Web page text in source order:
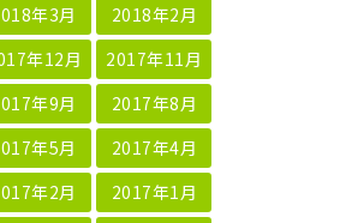
年3月
2018年2月
年12月
2017年11月
年9月
2017年8月
年5月
2017年4月
年2月
2017年1月